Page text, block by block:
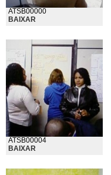
ATSB00000
BAIXAR
ATSB00004
BAIXAR